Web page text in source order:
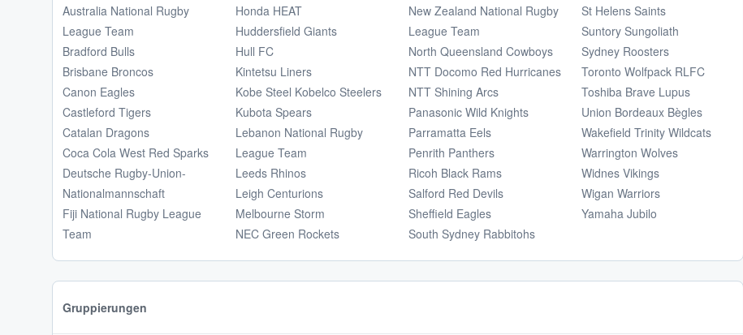
Australia National Rugby
League Team
Bradford Bulls
Brisbane Broncos
Canon Eagles
Castleford Tigers
Catalan Dragons
Coca Cola West Red Sparks
Deutsche Rugby-Union-
Nationalmannschaft
Fiji National Rugby League
Team
Honda HEAT
Huddersfield Giants
Hull FC
Kintetsu Liners
Kobe Steel Kobelco Steelers
Kubota Spears
Lebanon National Rugby
League Team
Leeds Rhinos
Leigh Centurions
Melbourne Storm
NEC Green Rockets
New Zealand National Rugby
League Team
North Queensland Cowboys
NTT Docomo Red Hurricanes
NTT Shining Arcs
Panasonic Wild Knights
Parramatta Eels
Penrith Panthers
Ricoh Black Rams
Salford Red Devils
Sheffield Eagles
South Sydney Rabbitohs
St Helens Saints
Suntory Sungoliath
Sydney Roosters
Toronto Wolfpack RLFC
Toshiba Brave Lupus
Union Bordeaux Bègles
Wakefield Trinity Wildcats
Warrington Wolves
Widnes Vikings
Wigan Warriors
Yamaha Jubilo
Gruppierungen